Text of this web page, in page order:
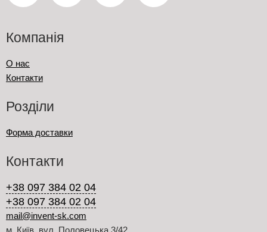
Компанія
О нас
Контакти
Розділи
Форма доставки
Контакти
+38 097 384 02 04
+38 097 384 02 04
mail@invent-sk.com
м. Київ, вул. Половецька 3/42